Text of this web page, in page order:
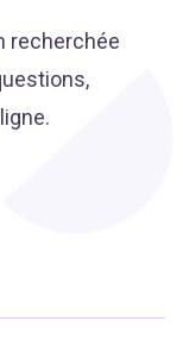
recherchée